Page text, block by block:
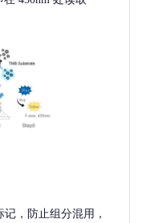
，防止组分混用，